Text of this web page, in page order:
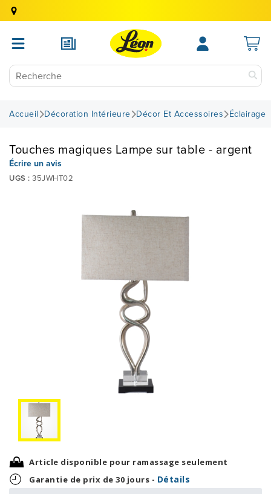
Accueil Décoration Intérieure Décor Et Accessoires Éclairage
Touches magiques Lampe sur table - argent
Écrire un avis
UGS : 35JWHT02
Article disponible pour ramassage seulement
Garantie de prix de 30 jours - Détails